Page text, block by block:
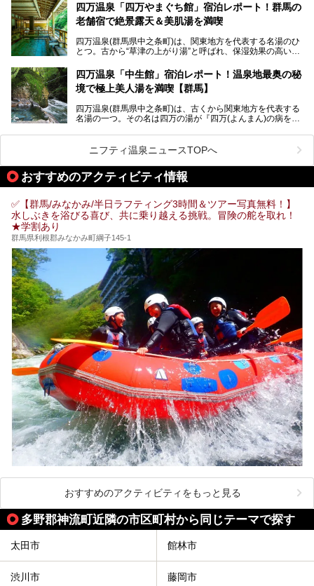
も多いかもしれません。
そこで筆者である私が実際に行ってみました！万座温泉の楽
しみ方や周辺の観光地を解説します。
また、日帰り入浴できる温泉から混浴可能な温泉まで、おす
すめの入浴施設もご紹介します！
四万温泉「四万やまぐち館」宿泊レポート！群馬の
老舗宿で絶景露天＆美肌湯を満喫
四万温泉(群馬県中之条町)は、関東地方を代表する名湯のひ
とつ。古から“草津の上がり湯”と呼ばれ、保湿効果の高い美
「四万やまぐち館」は、この地を代表する旅館の一つ。日帰
り入浴も可能ですが、やはり宿泊してじっくり楽しむのがベ
肌湯をはじめ、館内の魅力をたっぷりとご紹介します！
四万温泉「中生館」宿泊レポート！温泉地最奥の秘
境で極上美人湯を満喫【群馬】
四万温泉(群馬県中之条町)は、古くから関東地方を代表する
名湯の一つ。その名は四万の湯が『四万(よんまん)の病を癒
観光客で賑わう人気温泉地です。
「中生館」は四万温泉最奥に位置し、秘境感漂う老舗宿。泉
質の良さ(特に美人湯効果)に定評があり、知る人ぞ知る穴場
的存在です。今回は筆者自ら宿泊し、自慢の温泉をはじめ食
事・客室・共有スペースなど、宿の全貌を徹底紹介します。
ニフティ温泉ニュースTOPへ
おすすめのアクティビティ情報
✅【群馬/みなかみ/半日ラフティング3時間＆ツアー写真無料！】
水しぶきを浴びる喜び、共に乗り越える挑戦。冒険の舵を取れ！
★学割あり
群馬県利根郡みなかみ町綱子145-1
おすすめのアクティビティをもっと見る
多野郡神流町近隣の市区町村から同じテーマで探す
太田市 館林市
渋川市 藤岡市